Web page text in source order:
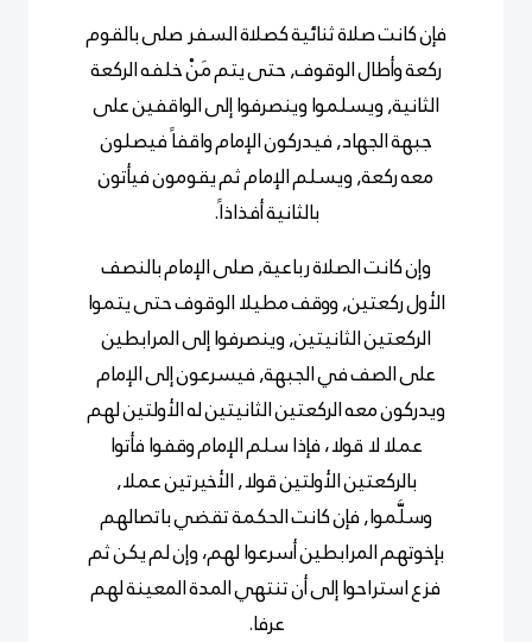
فإن كانت صلاة ثنائية كصلاة السفر صلى بالقوم
ركعة وأطال الوقوف, حتى يتم مَنْ خلفه الركعة
الثانية, ويسلموا وينصرفوا إلى الواقفين على
جبهة الجهاد, فيدركون الإمام واقفاً فيصلون
معه ركعة, ويسلم الإمام ثم يقومون فيأتون
بالثانية أفذاذاً.
وإن كانت الصلاة رباعية, صلى الإمام بالنصف
الأول ركعتين, ووقف مطيلا الوقوف حتى يتموا
الركعتين الثانيتين, وينصرفوا إلى المرابطين
على الصف في الجبهة, فيسرعون إلى الإمام
ويدركون معه الركعتين الثانيتين له الأولتين لهم
عملا لا قولا، فإذا سلم الإمام وقفوا فأتوا
بالركعتين الأولتين قولا, الأخيرتين عملا,
وسلَّموا, فإن كانت الحكمة تقضي باتصالهم
بإخوتهم المرابطين أسرعوا لهم، وإن لم يكن ثم
فزع استراحوا إلى أن تنتهي المدة المعينة لهم
عرفا.